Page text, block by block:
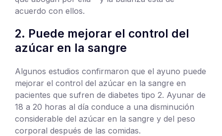
acuerdo con ellos.
2. Puede mejorar el control del
azúcar en la sangre
Algunos estudios confirmaron que el ayuno puede
mejorar el control del azúcar en la sangre en
pacientes que sufren de diabetes tipo 2. Ayunar de
18 a 20 horas al día conduce a una disminución
considerable del azúcar en la sangre y del peso
corporal después de las comidas.